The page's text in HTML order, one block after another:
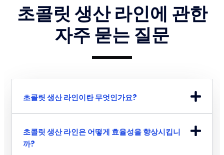
초콜릿 생산 라인에 관한
자주 묻는 질문
초콜릿 생산 라인이란 무엇인가요?
초콜릿 생산 라인은 어떻게 효율성을 향상시킵니
까?